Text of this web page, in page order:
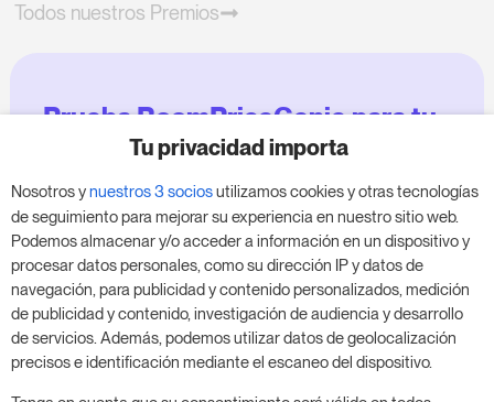
Todos nuestros Premios
Prueba RoomPriceGenie para tu
negocio
Aprovecha nuestra prueba de 14 días y mejora tu
negocio, sin compromiso.
Agenda una reunión para empezar tu prueba
gratuita de 14 días.
Tu privacidad importa
Nosotros ynuestros 3 sociosutilizamos cookies y otras tecnologías
de seguimiento para mejorar su experiencia en nuestro sitio web.
Podemos almacenar y/o acceder a información en un dispositivo y
procesar datos personales, como su dirección IP y datos de
navegación, para publicidad y contenido personalizados, medición
de publicidad y contenido, investigación de audiencia y desarrollo
de servicios. Además, podemos utilizar datos de geolocalización
precisos e identificación mediante el escaneo del dispositivo.